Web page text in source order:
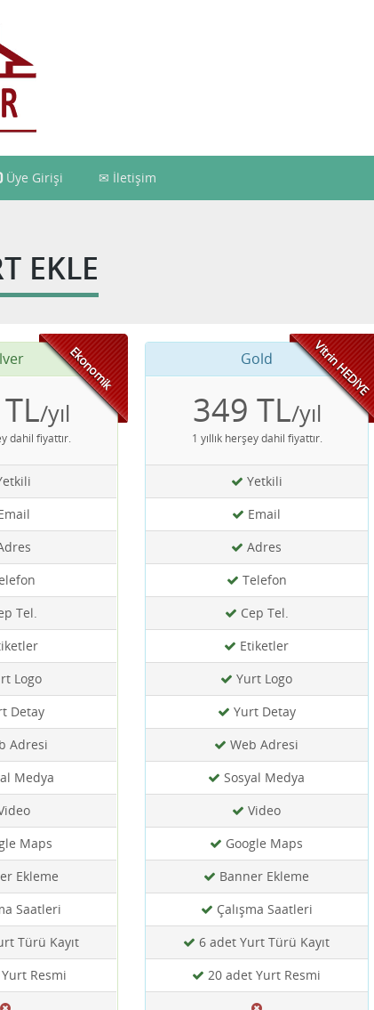
Üye Girişi İletişim
EKLE
Ekonomik
/yıl
dahil fiyattır.
Tel.
Logo
Detay
Adresi
Medya
Maps
Ekleme
Saatleri
Türü Kayıt
Resmi
Vitrin HEDİYE
Gold
349 TL/yıl
1 yıllık herşey dahil fiyattır.
Yetkili
Email
Adres
Telefon
Cep Tel.
Etiketler
Yurt Logo
Yurt Detay
Web Adresi
Sosyal Medya
Video
Google Maps
Banner Ekleme
Çalışma Saatleri
6 adet Yurt Türü Kayıt
20 adet Yurt Resmi